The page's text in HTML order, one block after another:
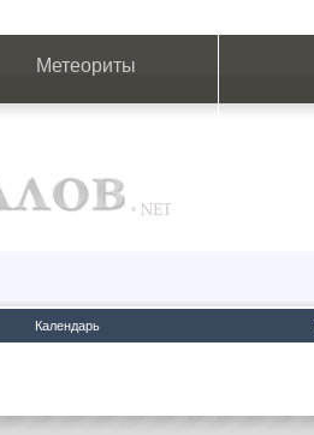
Метеориты
Календарь